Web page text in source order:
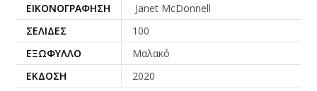
ΕΙΚΟΝΟΓΡΆΦΗΣΗ
Janet McDonnell
ΣΕΛΊΔΕΣ
100
ΕΞΏΦΥΛΛΟ
Μαλακό
ΈΚΔΟΣΗ
2020